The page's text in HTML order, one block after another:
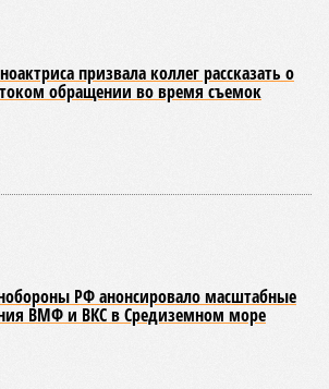
призвала коллег рассказать о
обращении во время съемок
РФ анонсировало масштабные
ВМФ и ВКС в Средиземном море